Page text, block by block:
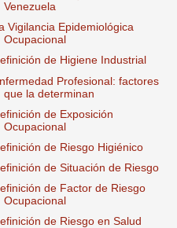
Venezuela
Vigilancia Epidemiológica
Ocupacional
de Higiene Industrial
Profesional: factores
que la determinan
de Exposición
Ocupacional
de Riesgo Higiénico
de Situación de Riesgo
de Factor de Riesgo
Ocupacional
de Riesgo en Salud